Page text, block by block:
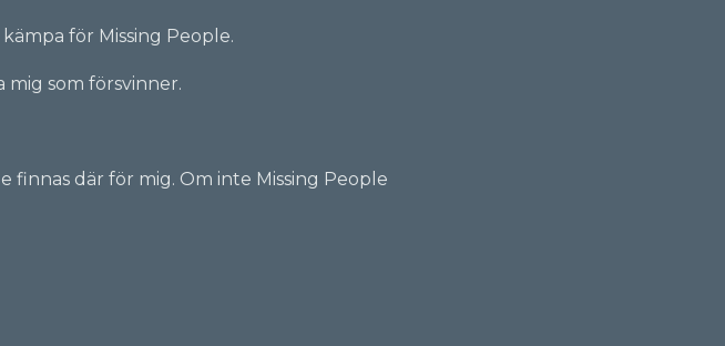
för Missing People.
som försvinner.
finnas där för mig. Om inte Missing People